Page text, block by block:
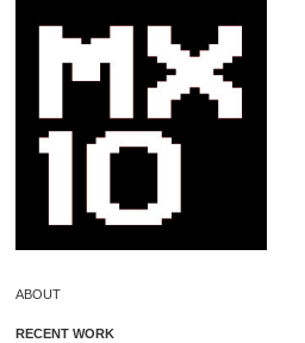
ABOUT
RECENT WORK